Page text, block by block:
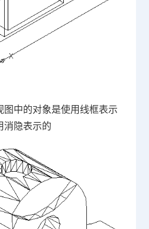
图中的对象是使用线框表示
消隐表示的